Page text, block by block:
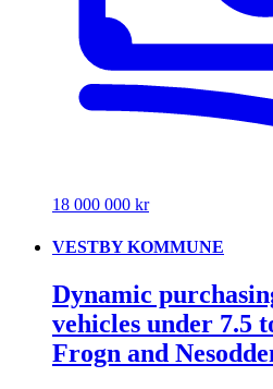
18 000 000 kr
VESTBY KOMMUNE
Dynamic
vehicles under 7.5
Frogn and